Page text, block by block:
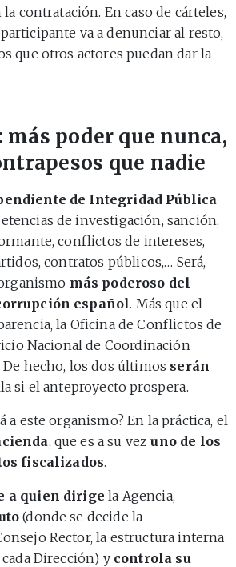
contratación. En caso de cárteles,
va a denunciar al resto,
que otros actores puedan dar la
más poder que nunca,
que nadie
de Integridad Pública
de investigación, sanción,
conflictos de intereses,
contratos públicos,… Será,
más poderoso del
español. Más que el
la Oficina de Conflictos de
Nacional de Coordinación
hecho, los dos últimos serán
si el anteproyecto prospera.
a este organismo? En la práctica, el
, que es a su vezuno de los
fiscalizados.
a quien dirige la Agencia,
(donde se decide la
Rector, la estructura interna
Dirección) y controla su